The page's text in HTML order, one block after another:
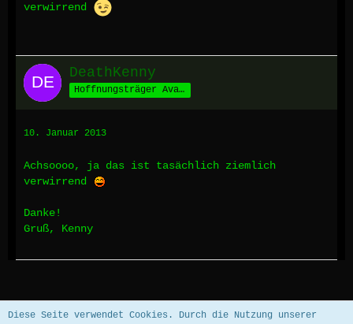
verwirrend
DeathKenny
Hoffnungsträger Avalons
10. Januar 2013
Achsoooo, ja das ist tasächlich ziemlich
verwirrend
Danke!
Gruß, Kenny
Diese Seite verwendet Cookies. Durch die Nutzung unserer